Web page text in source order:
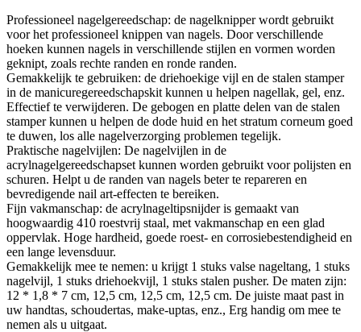
Professioneel nagelgereedschap: de nagelknipper wordt gebruikt
voor het professioneel knippen van nagels. Door verschillende
hoeken kunnen nagels in verschillende stijlen en vormen worden
geknipt, zoals rechte randen en ronde randen.
Gemakkelijk te gebruiken: de driehoekige vijl en de stalen stamper
in de manicuregereedschapskit kunnen u helpen nagellak, gel, enz.
Effectief te verwijderen. De gebogen en platte delen van de stalen
stamper kunnen u helpen de dode huid en het stratum corneum goed
te duwen, los alle nagelverzorging problemen tegelijk.
Praktische nagelvijlen: De nagelvijlen in de
acrylnagelgereedschapset kunnen worden gebruikt voor polijsten en
schuren. Helpt u de randen van nagels beter te repareren en
bevredigende nail art-effecten te bereiken.
Fijn vakmanschap: de acrylnageltipsnijder is gemaakt van
hoogwaardig 410 roestvrij staal, met vakmanschap en een glad
oppervlak. Hoge hardheid, goede roest- en corrosiebestendigheid en
een lange levensduur.
Gemakkelijk mee te nemen: u krijgt 1 stuks valse nageltang, 1 stuks
nagelvijl, 1 stuks driehoekvijl, 1 stuks stalen pusher. De maten zijn:
12 * 1,8 * 7 cm, 12,5 cm, 12,5 cm, 12,5 cm. De juiste maat past in
uw handtas, schoudertas, make-uptas, enz., Erg handig om mee te
nemen als u uitgaat.